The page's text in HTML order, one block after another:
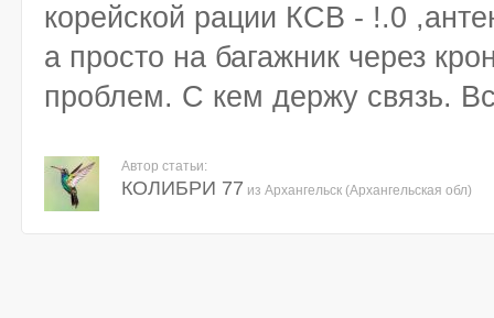
корейской рации КСВ - !.0
а просто на багажник через
проблем. С кем держу связь.
Автор статьи:
КОЛИБРИ 77 из Архангельск (Архангельская обл)